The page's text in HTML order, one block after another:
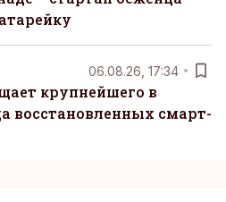
06.08.26, 17:34
крупнейшего в
восстановленных смарт-